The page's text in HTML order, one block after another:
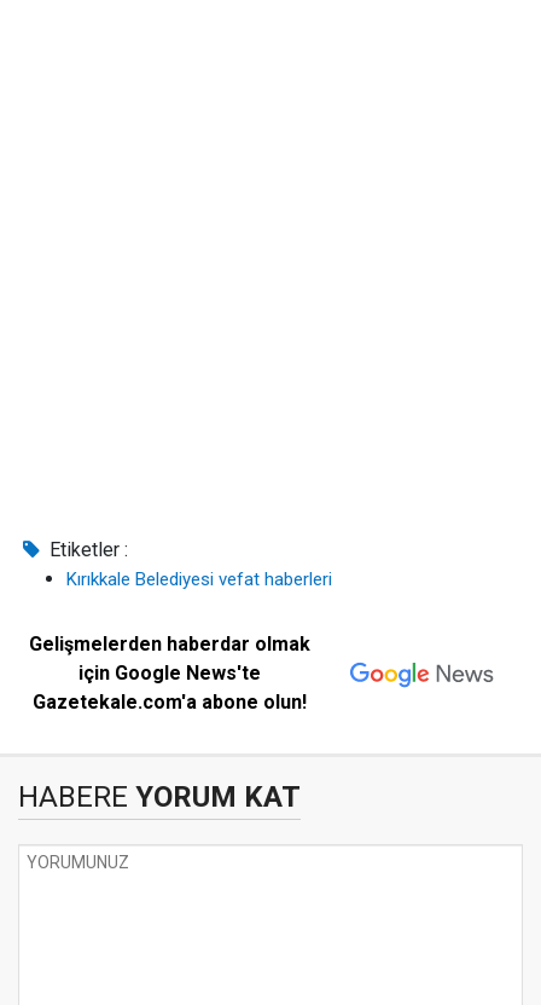
Etiketler :
Kırıkkale Belediyesi vefat haberleri
Gelişmelerden haberdar olmak
için Google News'te
Gazetekale.com'a abone olun!
HABERE YORUM KAT